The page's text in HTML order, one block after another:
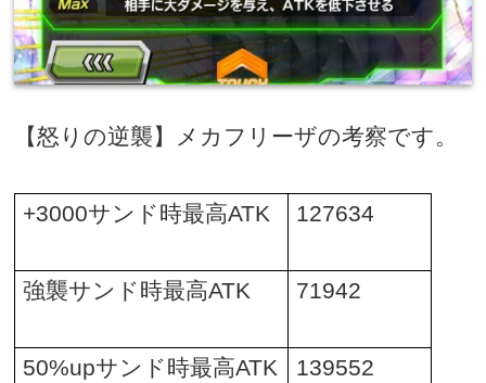
【怒りの逆襲】メカフリーザの考察です。
+3000サンド時最高ATK 127634
強襲サンド時最高ATK 71942
50%upサンド時最高ATK 139552